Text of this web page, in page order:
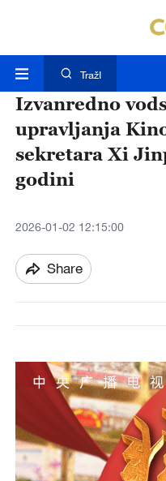
TražI
Izvanredno
upravljanja
sekretara Xi
godini
2026-01-02 12:15:00
Share